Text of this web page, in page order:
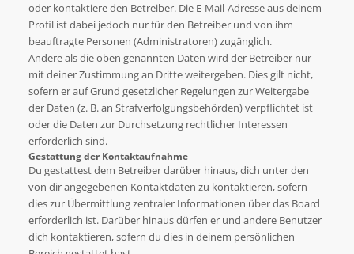
oder kontaktiere den Betreiber. Die E-Mail-Adresse aus deinem
Profil ist dabei jedoch nur für den Betreiber und von ihm
beauftragte Personen (Administratoren) zugänglich.
Andere als die oben genannten Daten wird der Betreiber nur
mit deiner Zustimmung an Dritte weitergeben. Dies gilt nicht,
sofern er auf Grund gesetzlicher Regelungen zur Weitergabe
der Daten (z. B. an Strafverfolgungsbehörden) verpflichtet ist
oder die Daten zur Durchsetzung rechtlicher Interessen
erforderlich sind.
Gestattung der Kontaktaufnahme
Du gestattest dem Betreiber darüber hinaus, dich unter den
von dir angegebenen Kontaktdaten zu kontaktieren, sofern
dies zur Übermittlung zentraler Informationen über das Board
erforderlich ist. Darüber hinaus dürfen er und andere Benutzer
dich kontaktieren, sofern du dies in deinem persönlichen